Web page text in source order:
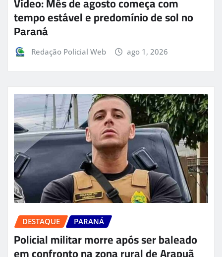
tempo estável e predomínio de sol no
Paraná
Redação Policial Web ago 1, 2026
DESTAQUE PARANÁ
Policial militar morre após ser baleado